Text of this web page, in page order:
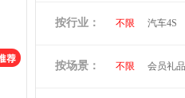
按行业： 不限 汽车4S
按场景： 不限 会员礼品